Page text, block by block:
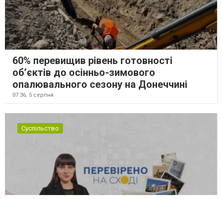
60% перевищив рівень готовності
об’єктів до осінньо-зимового
опалювального сезону на Донеччині
07:36, 5 серпня
Суспільство